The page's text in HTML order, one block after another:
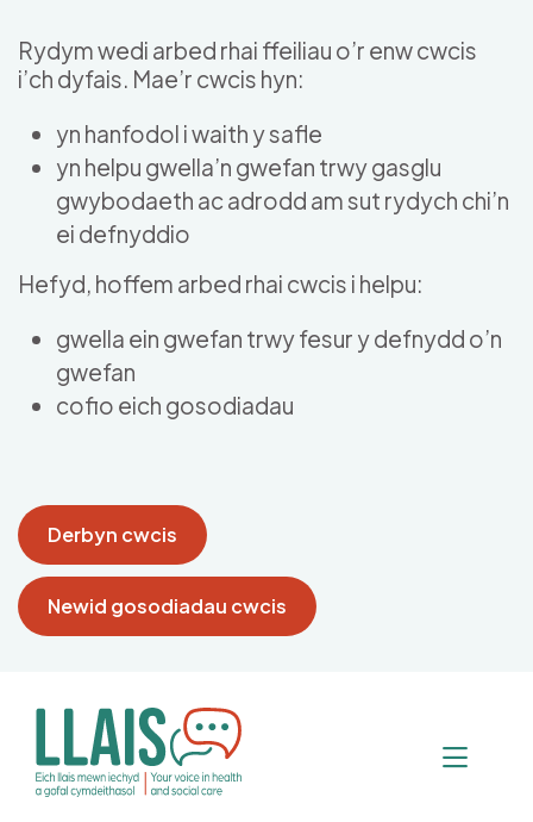
Rydym wedi arbed rhai ffeiliau o’r enw cwcis
i’ch dyfais. Mae’r cwcis hyn:
yn hanfodol i waith y safle
yn helpu gwella’n gwefan trwy gasglu
gwybodaeth ac adrodd am sut rydych chi’n
ei defnyddio
Hefyd, hoffem arbed rhai cwcis i helpu:
gwella ein gwefan trwy fesur y defnydd o’n
gwefan
cofio eich gosodiadau
Derbyn cwcis
Newid gosodiadau cwcis